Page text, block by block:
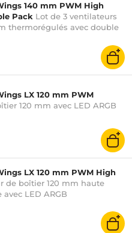
140 mm PWM High
Pack Lot de 3 ventilateurs
thermorégulés avec double
LX 120 mm PWM
120 mm avec LED ARGB
LX 120 mm PWM High
de boîtier 120 mm haute
LED ARGB